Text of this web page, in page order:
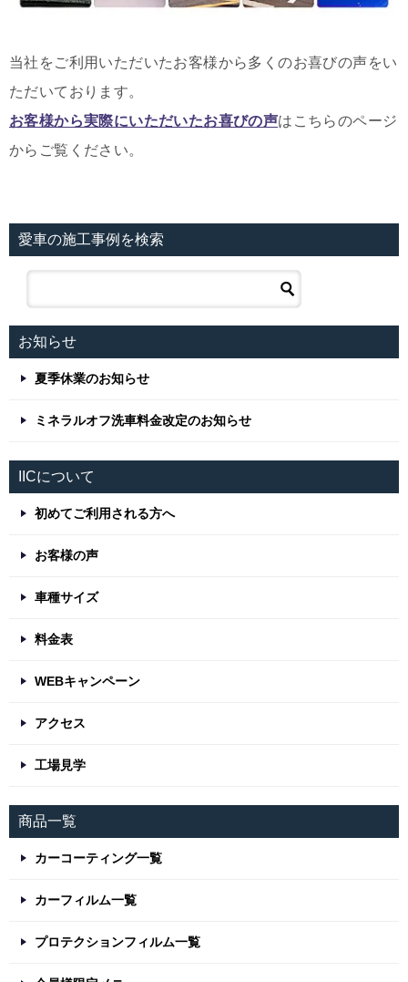
当社をご利用いただいたお客様から多くのお喜びの声をい
ただいております。
お客様から実際にいただいたお喜びの声はこちらのページ
からご覧ください。
愛車の施工事例を検索
お知らせ
夏季休業のお知らせ
ミネラルオフ洗車料金改定のお知らせ
IICについて
初めてご利用される方へ
お客様の声
車種サイズ
料金表
WEBキャンペーン
アクセス
工場見学
商品一覧
カーコーティング一覧
カーフィルム一覧
プロテクションフィルム一覧